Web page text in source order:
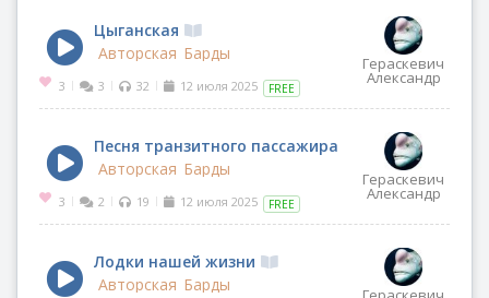
Гераскевич
Александр
Цыганская
Авторская Барды
3 | 3 | 32 | 12 июля 2025 FREE
Гераскевич
Александр
Песня транзитного пассажира
Авторская Барды
3 | 2 | 19 | 12 июля 2025 FREE
Лодки нашей жизни
Авторская Барды